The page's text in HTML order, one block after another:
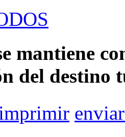
mantiene
del destino